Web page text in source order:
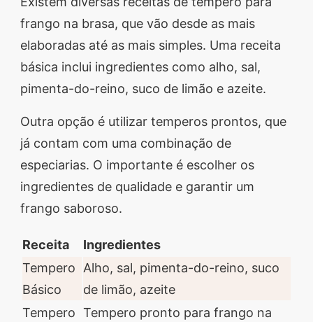
frango na brasa, que vão desde as mais
elaboradas até as mais simples. Uma receita
básica inclui ingredientes como alho, sal,
pimenta-do-reino, suco de limão e azeite.
Outra opção é utilizar temperos prontos, que
já contam com uma combinação de
especiarias. O importante é escolher os
ingredientes de qualidade e garantir um
frango saboroso.
Receita
Ingredientes
Tempero
Básico
Alho, sal, pimenta-do-reino, suco
de limão, azeite
Tempero Tempero pronto para frango na